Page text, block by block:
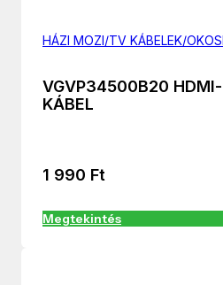
HÁZI MOZI/TV KÁBELEK/
VGVP34500B20
KÁBEL
1 990 Ft
Megtekintés